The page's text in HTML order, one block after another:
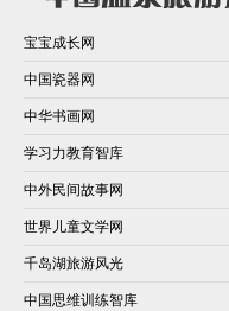
宝宝成长网
中国瓷器网
中华书画网
学习力教育智库
中外民间故事网
世界儿童文学网
千岛湖旅游风光
中国思维训练智库